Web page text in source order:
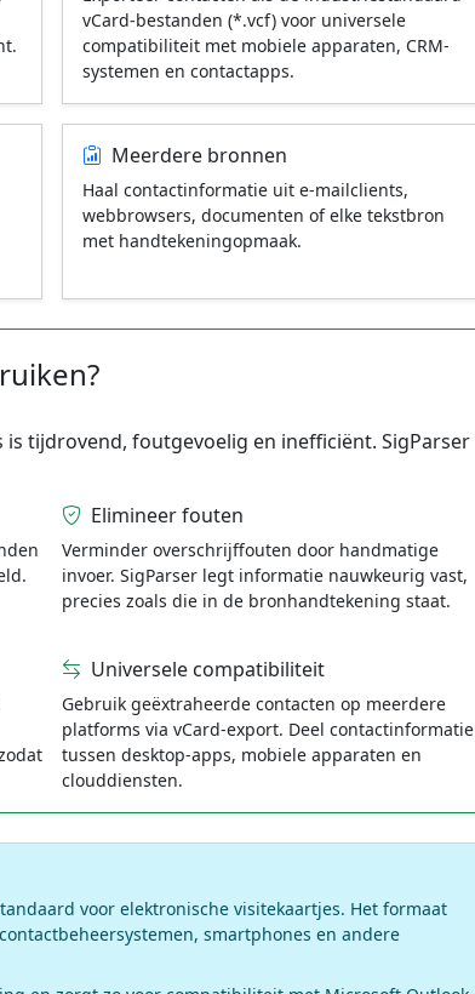
vCard-bestanden (*.vcf) voor universele
compatibiliteit met mobiele apparaten, CRM-
systemen en contactapps.
Meerdere bronnen
Haal contactinformatie uit e-mailclients,
webbrowsers, documenten of elke tekstbron
met handtekeningopmaak.
tijdrovend, foutgevoelig en inefficiënt. SigParser
Elimineer fouten
Verminder overschrijffouten door handmatige
invoer. SigParser legt informatie nauwkeurig vast,
precies zoals die in de bronhandtekening staat.
Universele compatibiliteit
Gebruik geëxtraheerde contacten op meerdere
platforms via vCard-export. Deel contactinformatie
tussen desktop-apps, mobiele apparaten en
clouddiensten.
voor elektronische visitekaartjes. Het formaat
smartphones en andere